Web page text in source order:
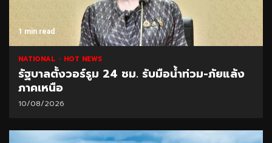
1 min read
NATIONAL HOT NEWS
รัฐบาลตั้งวอร์รูม 24 ชม. รับมือน้ำท่วม-ภัยแล้ง
ภาคเหนือ
10/08/2026